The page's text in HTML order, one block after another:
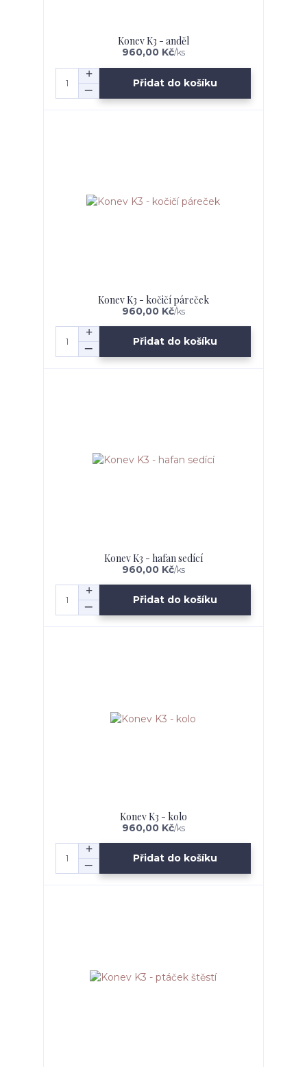
Konev K3 - anděl
960,00 Kč/ks
Přidat do košíku
Konev K3 - kočičí páreček
960,00 Kč/ks
Přidat do košíku
Konev K3 - hafan sedící
960,00 Kč/ks
Přidat do košíku
Konev K3 - kolo
960,00 Kč/ks
Přidat do košíku